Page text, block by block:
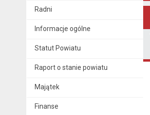
Radni
Informacje ogólne
Statut Powiatu
Raport o stanie powiatu
Majątek
Finanse